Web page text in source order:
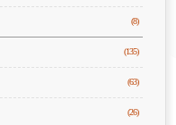
(8)
(135)
(63)
(26)